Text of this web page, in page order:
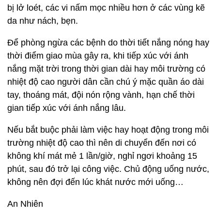
bị lở loét, các vi nấm mọc nhiều hơn ở các vùng kẽ
da như nách, bẹn.
Để phòng ngừa các bệnh do thời tiết nắng nóng hay
thời điểm giao mùa gây ra, khi tiếp xúc với ánh
nắng mặt trời trong thời gian dài hay môi trường có
nhiệt độ cao người dân cần chú ý mặc quần áo dài
tay, thoáng mát, đội nón rộng vành, hạn chế thời
gian tiếp xúc với ánh nắng lâu.
Nếu bắt buộc phải làm việc hay hoạt động trong môi
trường nhiệt độ cao thì nên di chuyển đến nơi có
không khí mát mẻ 1 lần/giờ, nghỉ ngơi khoảng 15
phút, sau đó trở lại công việc. Chủ động uống nước,
không nên đợi đến lúc khát nước mới uống…
An Nhiên